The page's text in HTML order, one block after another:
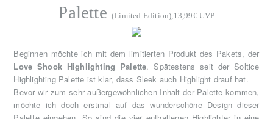
Palette (Limited Edition),13,99€ UVP
Beginnen möchte ich mit dem limitierten Produkt des Pakets, der
Love Shook Highlighting Palette. Spätestens seit der Soltice
Highlighting Palette ist klar, dass Sleek auch Highlight drauf hat.
Bevor wir zum sehr außergewöhnlichen Inhalt der Palette kommen,
möchte ich doch erstmal auf das wunderschöne Design dieser